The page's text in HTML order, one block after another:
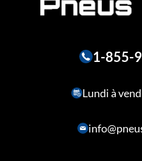
1-855-
Lundi à